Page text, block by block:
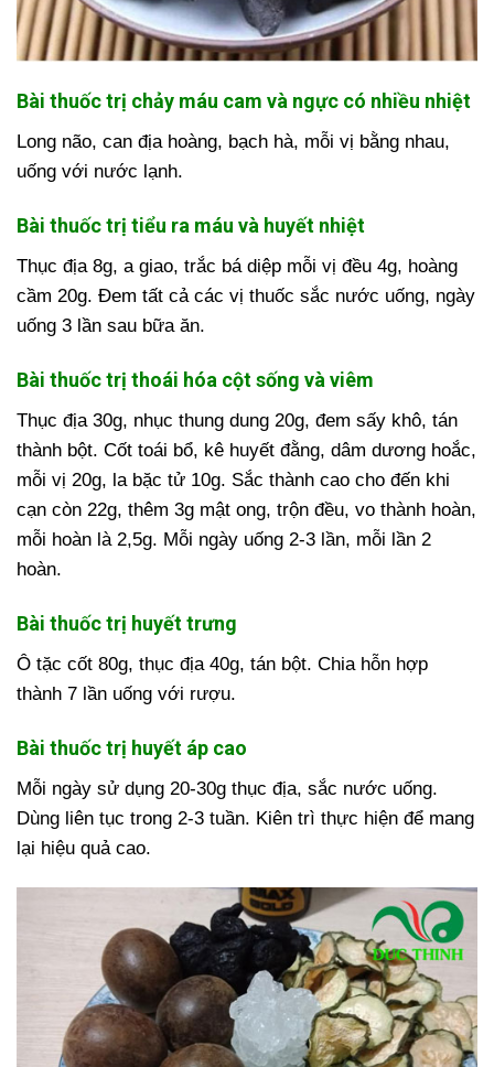
Bài thuốc trị chảy máu cam và ngực có nhiều nhiệt
Long não, can địa hoàng, bạch hà, mỗi vị bằng nhau,
uống với nước lạnh.
Bài thuốc trị tiểu ra máu và huyết nhiệt
Thục địa 8g, a giao, trắc bá diệp mỗi vị đều 4g, hoàng
cầm 20g. Đem tất cả các vị thuốc sắc nước uống, ngày
uống 3 lần sau bữa ăn.
Bài thuốc trị thoái hóa cột sống và viêm
Thục địa 30g, nhục thung dung 20g, đem sấy khô, tán
thành bột. Cốt toái bổ, kê huyết đằng, dâm dương hoắc,
mỗi vị 20g, la bặc tử 10g. Sắc thành cao cho đến khi
cạn còn 22g, thêm 3g mật ong, trộn đều, vo thành hoàn,
mỗi hoàn là 2,5g. Mỗi ngày uống 2-3 lần, mỗi lần 2
hoàn.
Bài thuốc trị huyết trưng
Ô tặc cốt 80g, thục địa 40g, tán bột. Chia hỗn hợp
thành 7 lần uống với rượu.
Bài thuốc trị huyết áp cao
Mỗi ngày sử dụng 20-30g thục địa, sắc nước uống.
Dùng liên tục trong 2-3 tuần. Kiên trì thực hiện để mang
lại hiệu quả cao.